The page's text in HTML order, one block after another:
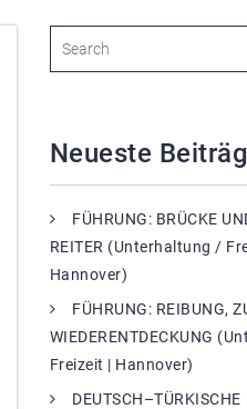
Neueste
FÜHRUNG: BRÜCKE
REITER (Unterhaltung /
Hannover)
FÜHRUNG: REIBUNG,
WIEDERENTDECKUNG
Freizeit | Hannover)
DEUTSCH–TÜRKISCHE